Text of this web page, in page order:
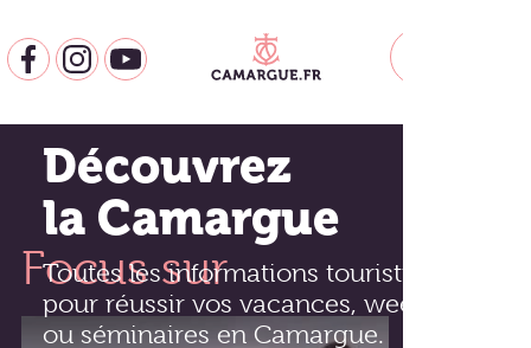
Découvrez
la Camargue
Toutes les informations touristiques
pour réussir vos vacances, week-end
ou séminaires en Camargue.
Focus sur